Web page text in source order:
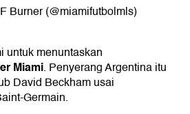
Burner (@miamifutbolmls)
untuk menuntaskan
Miami. Penyerang Argentina itu
David Beckham usai
Germain.